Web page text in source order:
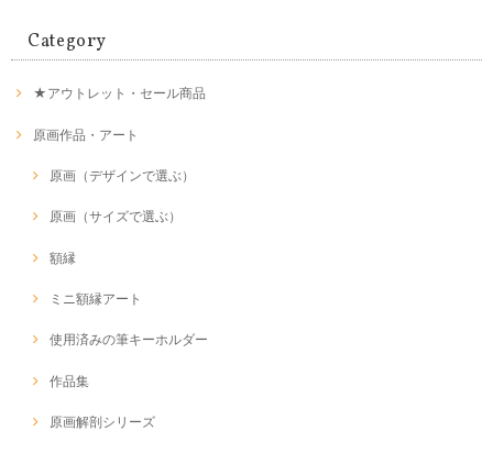
Category
★アウトレット・セール商品
原画作品・アート
原画（デザインで選ぶ）
原画（サイズで選ぶ）
額縁
ミニ額縁アート
使用済みの筆キーホルダー
作品集
原画解剖シリーズ